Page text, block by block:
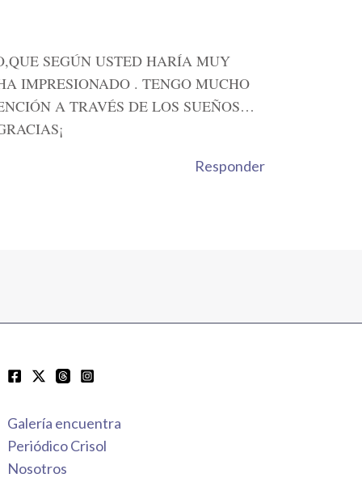
SEGÚN USTED HARÍA MUY
IMPRESIONADO . TENGO MUCHO
A TRAVÉS DE LOS SUEÑOS…
Responder
Galería encuentra
Periódico Crisol
Nosotros